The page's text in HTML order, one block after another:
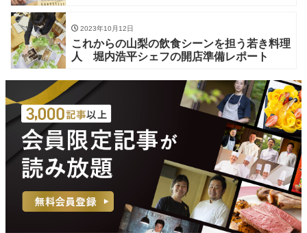
2023年10月12日
これからの山梨の飲食シーンを担う若き料理
人 堀内浩平シェフの開店準備レポート